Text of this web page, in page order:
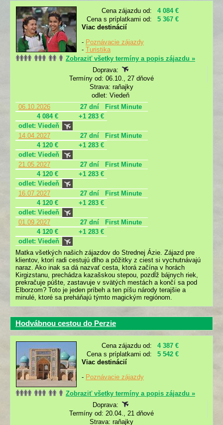
Cena zájazdu od:
4 084 €
Cena s príplatkami od:
5 367 €
Viac destinácií
- Poznávacie zájazdy
- Turistika
Zobraziť všetky termíny a popis zájazdu »
Doprava:
Termíny od: 06.10., 27 dňové
Strava: raňajky
odlet: Viedeň
06.10.2026
27 dní
First Minute
4 084 €
+1 283 €
odlet: Viedeň
14.04.2027
27 dní
First Minute
4 120 €
+1 283 €
odlet: Viedeň
21.05.2027
27 dní
First Minute
4 120 €
+1 283 €
odlet: Viedeň
16.07.2027
27 dní
First Minute
4 120 €
+1 283 €
odlet: Viedeň
01.09.2027
27 dní
First Minute
4 120 €
+1 283 €
odlet: Viedeň
Matka všetkých našich zájazdov do Strednej Ázie. Zájazd pre
klientov, ktorí radi cestujú dlho a pôžitky z ciest si vychutnávajú
naraz. Ako inak sa dá nazvať cesta, ktorá začína v horách
Kirgizstanu, prechádza kazašskou stepou, pozdĺž bájnych riek,
prekračuje púšte, zastavuje v svätých mestách a končí sa pod
Elborzom? Toto je jeden príbeh a ten píšu národy terajšie a
minulé, ktoré sa preháňajú týmto magickým regiónom.
Hodvábnou cestou do Perzie
Cena zájazdu od:
4 387 €
Cena s príplatkami od:
5 542 €
Viac destinácií
- Poznávacie zájazdy
Zobraziť všetky termíny a popis zájazdu »
Doprava:
Termíny od: 20.04., 21 dňové
Strava: raňajky